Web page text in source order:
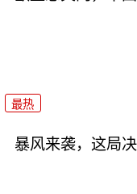
最热
暴风来袭，这局